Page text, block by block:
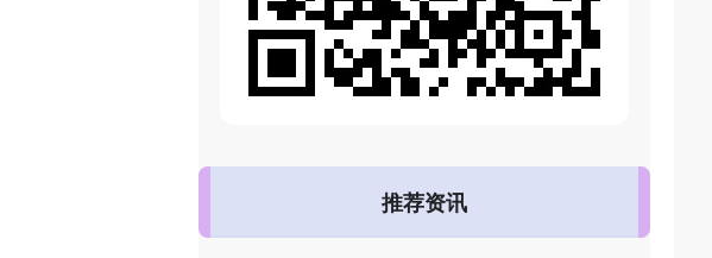
推荐资讯